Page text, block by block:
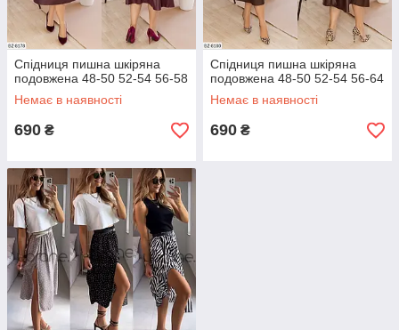
Спідниця пишна шкіряна
подовжена 48-50 52-54 56-58
Немає в наявності
690 ₴
Спідниця пишна шкіряна
подовжена 48-50 52-54 56-64
Немає в наявності
690 ₴